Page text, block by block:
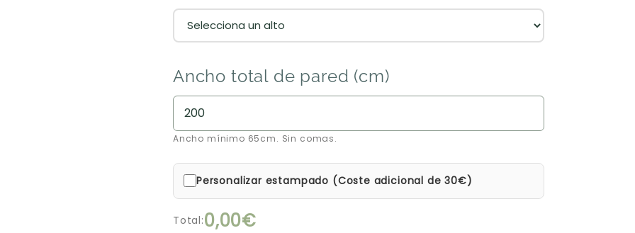
Ancho total de pared (cm)
Ancho mínimo 65cm. Sin comas.
Personalizar estampado (Coste adicional de 30€)
Total:0,00€